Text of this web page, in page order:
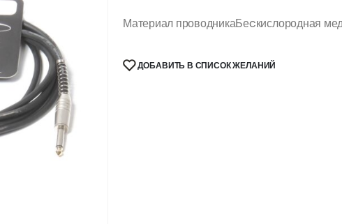
Материал проводникаБеcкислородная
ДОБАВИТЬ В СПИСОК ЖЕЛАНИЙ